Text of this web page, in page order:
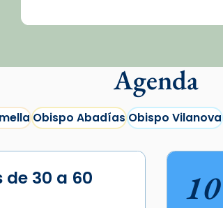
Agenda
Obispo AbadíasObispo Vilanova
30 a 60
10